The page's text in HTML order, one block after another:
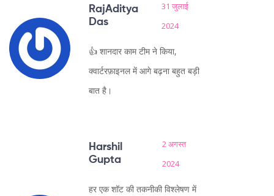
RajAditya
Das
31 जुलाई
2024
👍 शानदार काम टीम ने किया,
क्वार्टरफ़ाइनल में आगे बढ़ना बहुत बड़ी
बात है।
Harshil
Gupta
2 अगस्त
2024
हर एक शॉट की तकनीकी विश्लेषण में